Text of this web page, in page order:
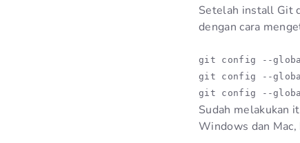
Setelah install Git
dengan cara
git config --global
git config --global
Sudah melakukan
Windows dan